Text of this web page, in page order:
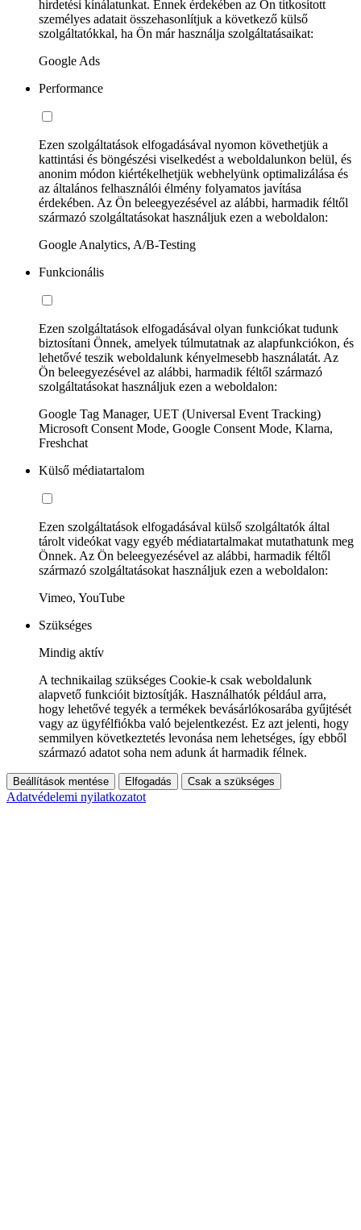
hirdetési kínálatunkat. Ennek érdekében az Ön titkosított
személyes adatait összehasonlítjuk a következő külső
szolgáltatókkal, ha Ön már használja szolgáltatásaikat:
Google Ads
Performance
Ezen szolgáltatások elfogadásával nyomon követhetjük a
kattintási és böngészési viselkedést a weboldalunkon belül, és
anonim módon kiértékelhetjük webhelyünk optimalizálása és
az általános felhasználói élmény folyamatos javítása
érdekében. Az Ön beleegyezésével az alábbi, harmadik féltől
származó szolgáltatásokat használjuk ezen a weboldalon:
Google Analytics, A/B-Testing
Funkcionális
Ezen szolgáltatások elfogadásával olyan funkciókat tudunk
biztosítani Önnek, amelyek túlmutatnak az alapfunkciókon, és
lehetővé teszik weboldalunk kényelmesebb használatát. Az
Ön beleegyezésével az alábbi, harmadik féltől származó
szolgáltatásokat használjuk ezen a weboldalon:
Google Tag Manager, UET (Universal Event Tracking)
Microsoft Consent Mode, Google Consent Mode, Klarna,
Freshchat
Külső médiatartalom
Ezen szolgáltatások elfogadásával külső szolgáltatók által
tárolt videókat vagy egyéb médiatartalmakat mutathatunk meg
Önnek. Az Ön beleegyezésével az alábbi, harmadik féltől
származó szolgáltatásokat használjuk ezen a weboldalon:
Vimeo, YouTube
Szükséges
Mindig aktív
A technikailag szükséges Cookie-k csak weboldalunk
alapvető funkcióit biztosítják. Használhatók például arra,
hogy lehetővé tegyék a termékek bevásárlókosarába gyűjtését
vagy az ügyfélfiókba való bejelentkezést. Ez azt jelenti, hogy
semmilyen következtetés levonása nem lehetséges, így ebből
származó adatot soha nem adunk át harmadik félnek.
Beállítások mentése Elfogadás Csak a szükséges
Adatvédelemi nyilatkozatot